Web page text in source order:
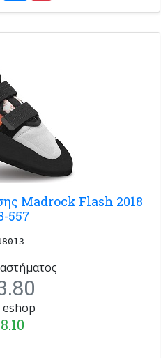
Madrock Flash 2018
557
eshop